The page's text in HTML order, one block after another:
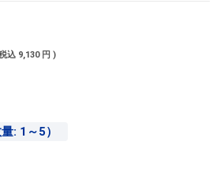
込 9,130 円 )
: 1～5）